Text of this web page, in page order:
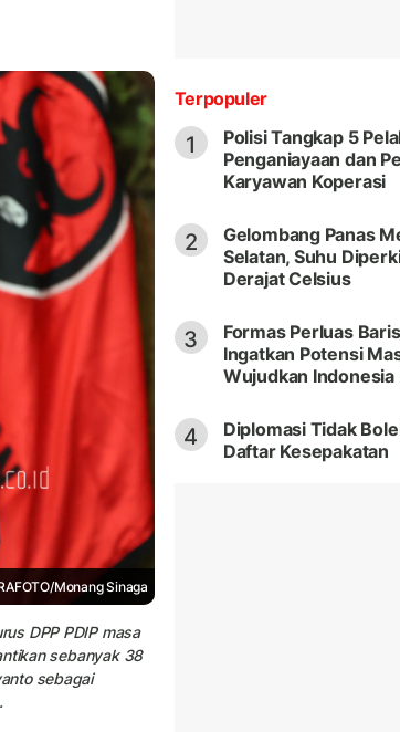
Monang Sinaga
DPP PDIP masa
sebanyak 38
sebagai
Terpopuler
1
Polisi Tangkap 5
Penganiayaan dan
Karyawan Koperasi
2
Gelombang Panas
Selatan, Suhu
Derajat Celsius
3
Formas Perluas
Ingatkan Potensi
Wujudkan Indonesia
4
Diplomasi Tidak
Daftar Kesepakatan